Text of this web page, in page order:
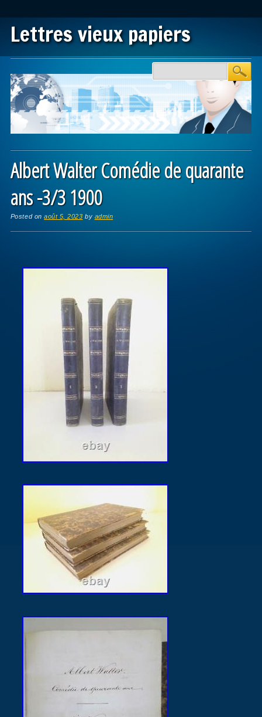
Lettres vieux papiers
Main menu
Albert Walter Comédie de quarante
ans -3/3 1900
Posted onaoût 5, 2023 by admin